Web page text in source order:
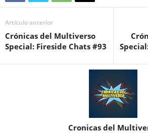
Artículo anterior
Crónicas del Multiverso
Special: Fireside Chats #93
Cronicas del